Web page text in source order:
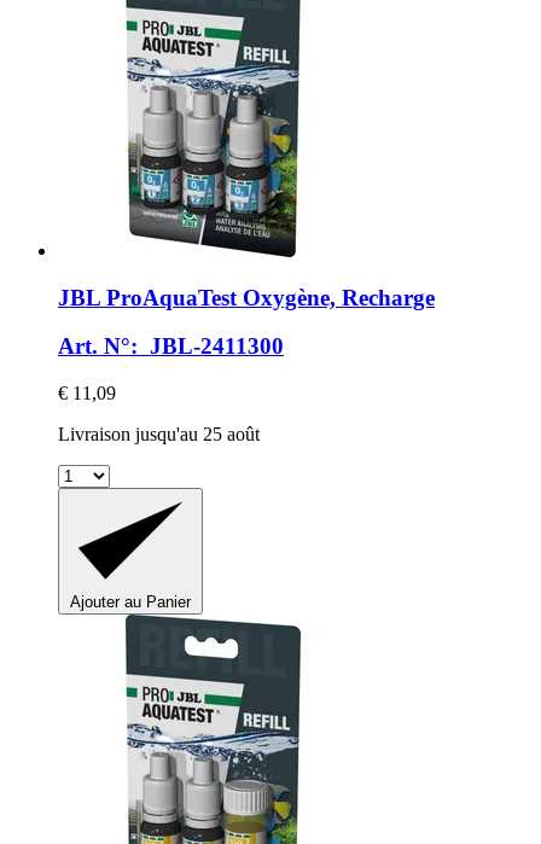
JBL ProAquaTest Oxygène, Recharge
Art. N°: JBL-2411300
€ 11,09
Livraison jusqu'au 25 août
Ajouter au Panier